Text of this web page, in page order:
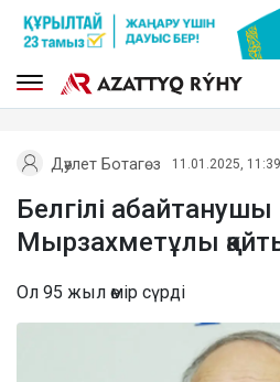
Дәулет Ботагөз 11.01.2025, 11:39
Белгілі
Мырзахметұлы
Ол 95 жыл өмір сүрді